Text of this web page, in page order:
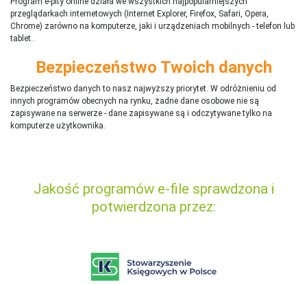
przeglądarkach internetowych (Internet Explorer, Firefox, Safari, Opera,
Chrome) zarówno na komputerze, jaki i urządzeniach mobilnych - telefon lub
tablet..
Bezpieczeństwo Twoich danych
Bezpieczeństwo danych to nasz najwyższy priorytet. W odróżnieniu od
innych programów obecnych na rynku, żadne dane osobowe nie są
zapisywane na serwerze - dane zapisywane są i odczytywane tylko na
komputerze użytkownika.
Jakość programów e-file sprawdzona i
potwierdzona przez: